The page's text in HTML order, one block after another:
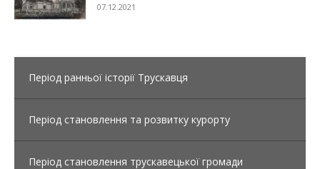
07.12.2021
Період ранньої історії Трускавця
Період становлення та розвитку курорту
Період становлення трускавецької громади